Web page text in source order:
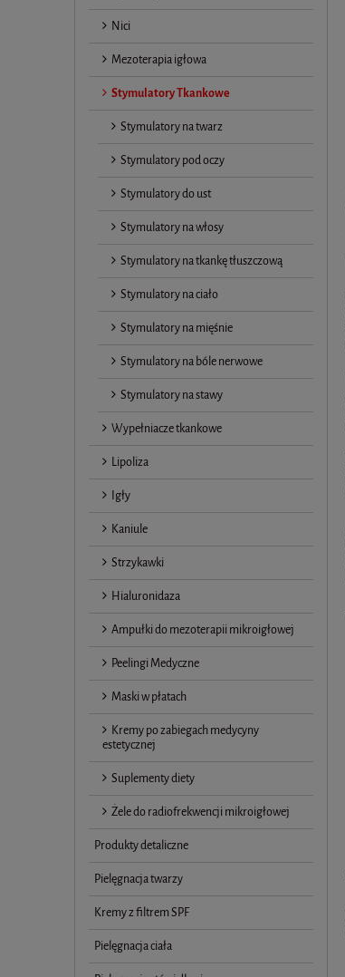
Nici
Mezoterapia igłowa
Stymulatory Tkankowe
Stymulatory na twarz
Stymulatory pod oczy
Stymulatory do ust
Stymulatory na włosy
Stymulatory na tkankę tłuszczową
Stymulatory na ciało
Stymulatory na mięśnie
Stymulatory na bóle nerwowe
Stymulatory na stawy
Wypełniacze tkankowe
Lipoliza
Igły
Kaniule
Strzykawki
Hialuronidaza
Ampułki do mezoterapii mikroigłowej
Peelingi Medyczne
Maski w płatach
Kremy po zabiegach medycyny
estetycznej
Suplementy diety
Żele do radiofrekwencji mikroigłowej
Produkty detaliczne
Pielęgnacja twarzy
Kremy z filtrem SPF
Pielęgnacja ciała